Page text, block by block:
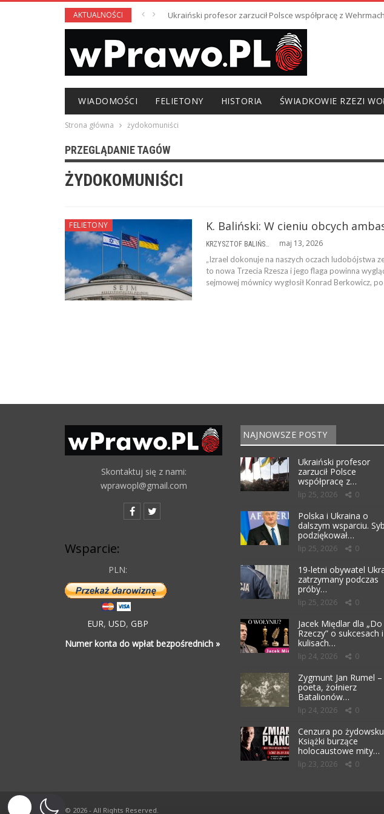
AKTUALNOŚCI Ukraiński profesor zarzucił Polsce współpracę z
WIADOMOŚCI FELIETONY HISTORIA ŚWIADKOWIE RZEZI
Strona główna żydokomuniści
PRZEGLĄDANIE TAGÓW
ŻYDOKOMUNIŚCI
FELIETONY K. Baliński: W cieniu obcych
maj 13, 2026
„Izrael dokonuje na naszych oczach ludobójstwa
to nowa Trzecia Rzesza i jego flaga powinna
sejmowej mównicy wygłosił Konrad Berkowicz,
Skontaktuj się z nami:
wprawopl@gmail.com
Wsparcie:
PLN:
EUR, USD, GBP
Numer konta do wpłat bezpośrednich »
NAJNOWSZE POSTY
Ukraiński profesor
zarzucił Polsce
współpracę z…
lip 25, 2026 0
Polska i Ukraina o
dalszym wsparciu.
podziękował…
lip 25, 2026 0
19-letni obywatel
zatrzymany podczas
próby…
lip 25, 2026 0
Jacek Międlar dla „Do
Rzeczy” o sukcesach i
kulisach…
lip 24, 2026 0
Zygmunt Jan Rumel –
poeta, żołnierz
Batalionów…
lip 24, 2026 0
Cenzura po
Książki burzące
holocaustowe mity…
lip 23, 2026 0
© 2026 - All Rights Reserved.